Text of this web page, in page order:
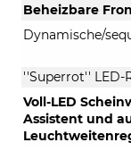
Beheizbare
Dynamische/
''Superrot'' LED-
Voll-LED
Assistent und